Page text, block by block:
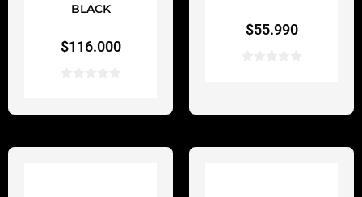
BLACK
$116.000
$55.990